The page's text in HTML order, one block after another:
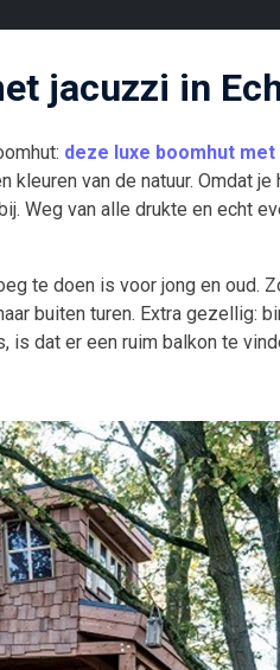
jacuzzi in
deze luxe boomhut
van de natuur. Omdat
Weg van alle drukte en echt
te doen is voor jong en oud.
buiten turen. Extra gezellig:
is dat er een ruim balkon te